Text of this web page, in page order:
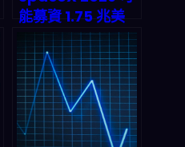
能募資 1.75 兆美
元：從 IPO 到「代
幣化預先曝險」
Bitget，這條鏈在
2026 之後會怎麼
重塑投資與供應
鏈？